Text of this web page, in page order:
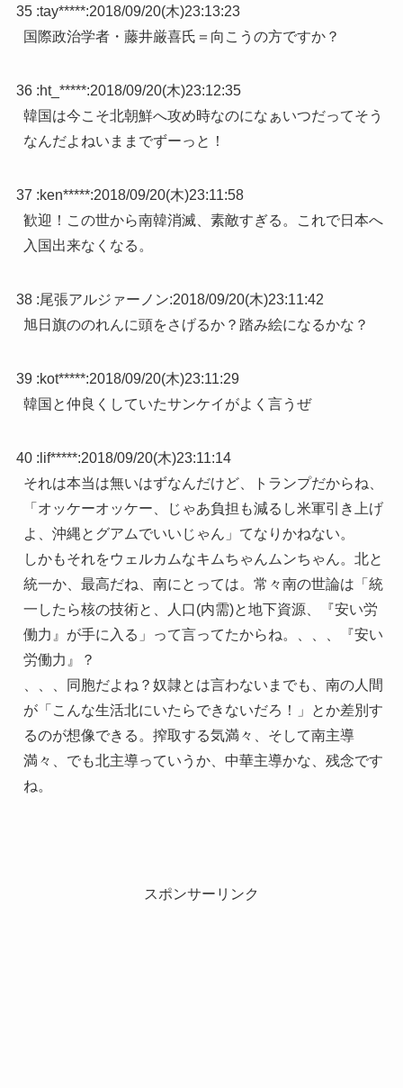
35 :tay*****:2018/09/20(木)23:13:23
国際政治学者・藤井厳喜氏＝向こうの方ですか？
36 :ht_*****:2018/09/20(木)23:12:35
韓国は今こそ北朝鮮へ攻め時なのになぁいつだってそう
なんだよねいままでずーっと！
37 :ken*****:2018/09/20(木)23:11:58
歓迎！この世から南韓消滅、素敵すぎる。これで日本へ
入国出来なくなる。
38 :尾張アルジァーノン:2018/09/20(木)23:11:42
旭日旗ののれんに頭をさげるか？踏み絵になるかな？
39 :kot*****:2018/09/20(木)23:11:29
韓国と仲良くしていたサンケイがよく言うぜ
40 : lif*****:2018/09/20(木)23:11:14
それは本当は無いはずなんだけど、トランプだからね、
「オッケーオッケー、じゃあ負担も減るし米軍引き上げ
よ、沖縄とグアムでいいじゃん」てなりかねない。
しかもそれをウェルカムなキムちゃんムンちゃん。北と
統一か、最高だね、南にとっては。常々南の世論は「統
一したら核の技術と、人口(内需)と地下資源、『安い労
働力』が手に入る」って言ってたからね。、、、『安い
労働力』？
、、、同胞だよね？奴隷とは言わないまでも、南の人間
が「こんな生活北にいたらできないだろ！」とか差別す
るのが想像できる。搾取する気満々、そして南主導
満々、でも北主導っていうか、中華主導かな、残念です
ね。
スポンサーリンク